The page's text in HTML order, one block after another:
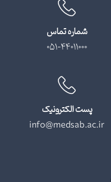
شماره تماس
051-44011000
پست الکترونیک
info@medsab.ac.ir